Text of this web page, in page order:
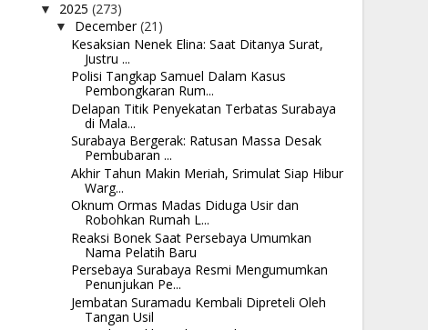
▼ 2025 (273)
▼ December(21)
Kesaksian Nenek Elina: Saat Ditanya Surat,
Justru ...
Polisi Tangkap Samuel Dalam Kasus
Pembongkaran Rum...
Delapan Titik Penyekatan Terbatas Surabaya
di Mala...
Surabaya Bergerak: Ratusan Massa Desak
Pembubaran ...
Akhir Tahun Makin Meriah, Srimulat Siap Hibur
Warg...
Oknum Ormas Madas Diduga Usir dan
Robohkan Rumah L...
Reaksi Bonek Saat Persebaya Umumkan
Nama Pelatih Baru
Persebaya Surabaya Resmi Mengumumkan
Penunjukan Pe...
Jembatan Suramadu Kembali Dipreteli Oleh
Tangan Usil